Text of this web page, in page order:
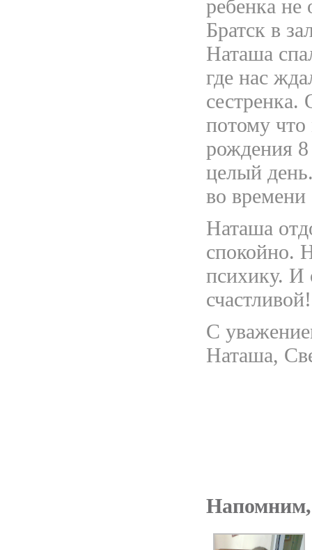
ребенка не
Братск в
Наташа
где нас
потому что
рождения
целый
во времени
Наташа
спокойно.
психику. И
счастливой!
С
Наташа,
Напомним,